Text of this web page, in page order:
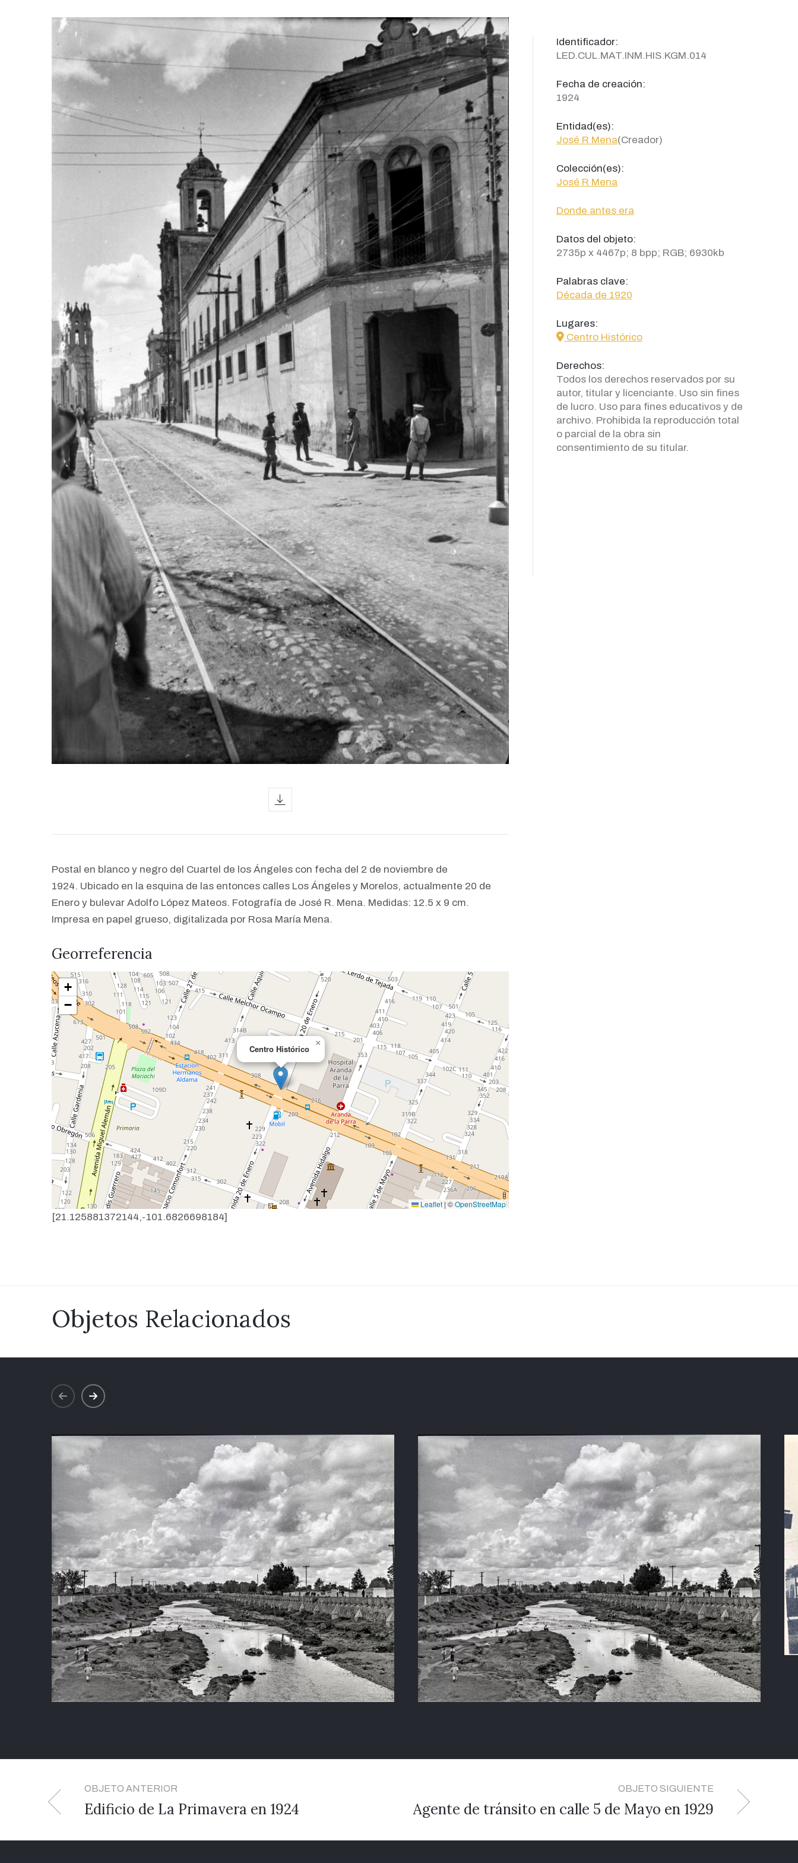
Postal en blanco y negro del Cuartel de los Ángeles con fecha del 2 de noviembre de
1924. Ubicado en la esquina de las entonces calles Los Ángeles y Morelos, actualmente 20 de
Enero y bulevar Adolfo López Mateos. Fotografía de José R. Mena. Medidas: 12.5 x 9 cm.
Impresa en papel grueso, digitalizada por Rosa María Mena.
Georreferencia
Centro Histórico
×
+
−
Leaflet|©OpenStreetMap
[21.125881372144,-101.6826698184]
Identificador:
LED.CUL.MAT.INM.HIS.KGM.014
Fecha de creación:
1924
Entidad(es):
José R Mena(Creador)
Colección(es):
José R Mena
Donde antes era
Datos del objeto:
2735p x 4467p; 8 bpp; RGB; 6930kb
Palabras clave:
Década de 1920
Lugares:
icon
Centro Histórico
Derechos:
Todos los derechos reservados por su
autor, titular y licenciante. Uso sin fines
de lucro. Uso para fines educativos y de
archivo. Prohibida la reproducción total
o parcial de la obra sin
consentimiento de su titular.
Objetos Relacionados
prev next
OBJETO ANTERIOR
Edificio de La Primavera en 1924
OBJETO SIGUIENTE
Agente de tránsito en calle 5 de Mayo en 1929